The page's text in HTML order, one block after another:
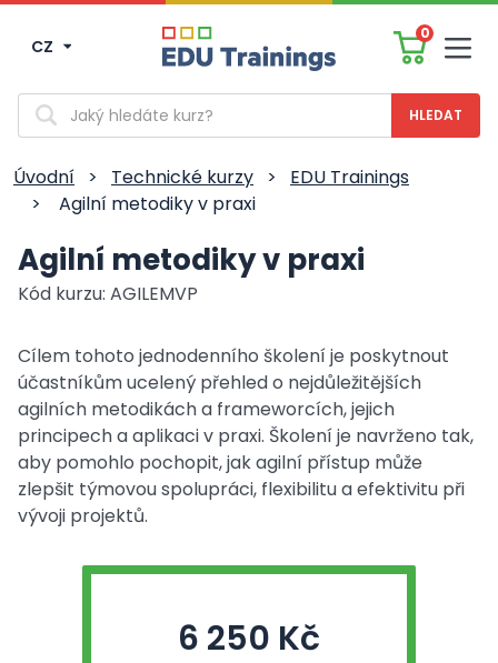
CZ
0
Vyhledávání
Úvodní > Technické kurzy >
EDU Trainings
>
Agilní metodiky v praxi
Agilní metodiky v praxi
Kód kurzu: AGILEMVP
Cílem tohoto jednodenního školení je poskytnout
účastníkům ucelený přehled o nejdůležitějších
agilních metodikách a frameworcích, jejich
principech a aplikaci v praxi. Školení je navrženo tak,
aby pomohlo pochopit, jak agilní přístup může
zlepšit týmovou spolupráci, flexibilitu a efektivitu při
vývoji projektů.
6 250 Kč